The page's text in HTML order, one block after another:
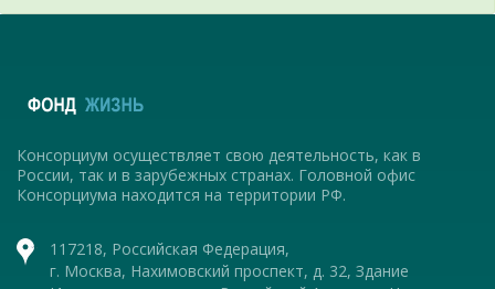
Консорциум осуществляет свою деятельность, как в
России, так и в зарубежных странах. Головной офис
Консорциума находится на территории РФ.
117218, Российская Федерация,
г. Москва, Нахимовский проспект, д. 32, Здание